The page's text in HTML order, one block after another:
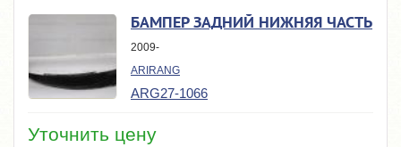
БАМПЕР ЗАДНИЙ НИЖНЯЯ ЧАСТЬ
2009-
ARIRANG
ARG27-1066
Уточнить цену